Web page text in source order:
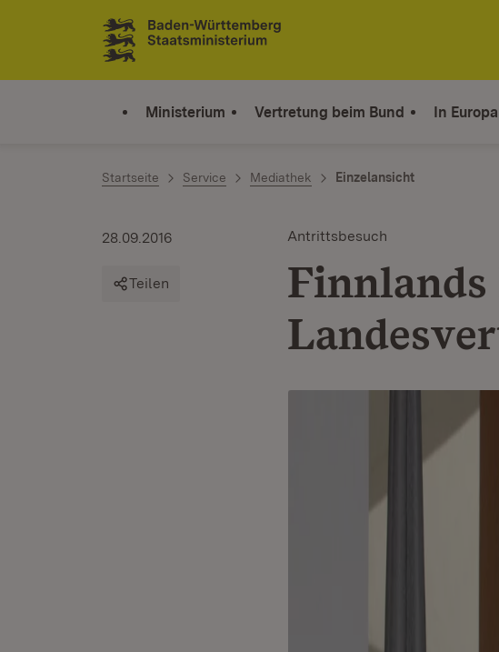
Zum Inhalt springen
Link zur Startseite
Ministerium Vertretung beim Bund In
Startseite Service Mediathek Einzelansicht
Antrittsbesuch
28.09.2016
Teilen